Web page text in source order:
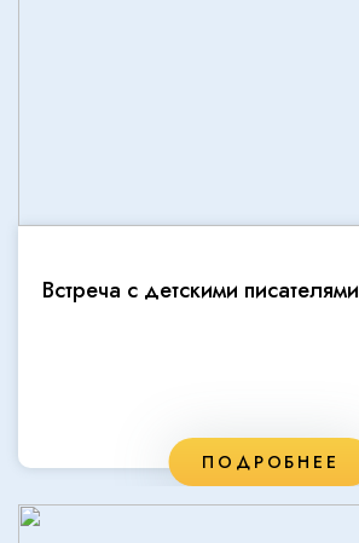
Встреча с детскими писателями
ПОДРОБНЕЕ